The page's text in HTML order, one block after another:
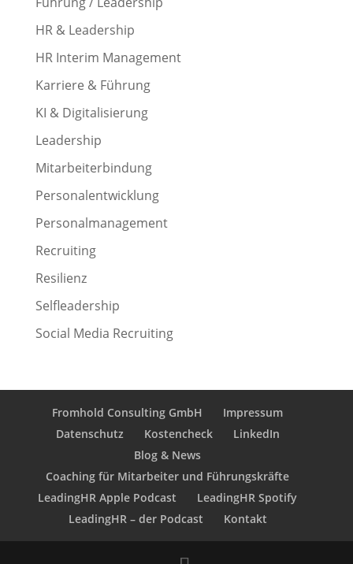
HR & Leadership
HR Interim Management
Karriere & Führung
KI & Digitalisierung
Leadership
Mitarbeiterbindung
Personalentwicklung
Personalmanagement
Recruiting
Resilienz
Selfleadership
Social Media Recruiting
Fromhold Consulting GmbH
Impressum
Datenschutz
Kostencheck
LinkedIn
Blog & News
Coaching für Mitarbeiter und Führungskräfte
LeadingHR Apple Podcast
LeadingHR Spotify
LeadingHR – der Podcast
Kontakt